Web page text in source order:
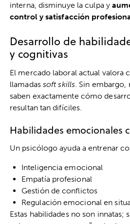
interna, disminuye la culpa y
control y satisfacción
Desarrollo de
y cognitivas
El mercado laboral actual valora
llamadas soft skills. Sin embargo,
saben exactamente cómo
resultan tan difíciles.
Habilidades emocionales
Un psicólogo ayuda a entrenar
Inteligencia emocional
Empatía profesional
Gestión de conflictos
Regulación emocional en
Estas habilidades no son innatas;